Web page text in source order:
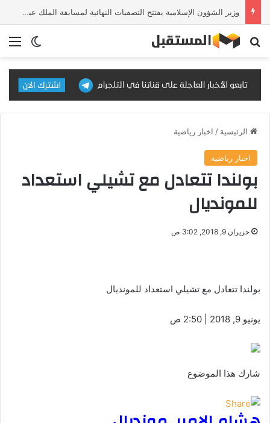
وزير الشؤون الإسلامية يفتتح التصفيات النهائية لمسابقة الملك عبدالعزيز الدولية للقرآن الكريم في دورتها الـ46
الوضع بحث عن
الرئيسية / اخبار رياضية
اخبار رياضية
بولندا تتعادل مع تشيلي استعداد
للمونديال
حزيران 9, 2018, 3:02 ص
بولندا تتعادل مع تشيلي استعداد للمونديال
يونيو 9, 2018 | 2:50 ص
شارك هذا الموضوع